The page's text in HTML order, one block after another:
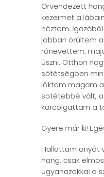
Örvendezett
kezeimet a
néztem.
jobban örültem
ránevettem,
úszni. Otthon
sötétségben
löktem magam
sötétebbé vált,
karcolgattam a
Gyere már ki!
Hallottam anyát
hang, csak
ugyanazokkal a